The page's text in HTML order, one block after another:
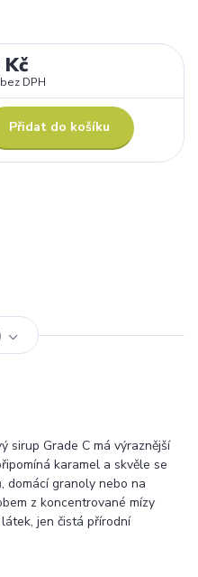
bez DPH
Přidat do košíku
sirup Grade C má výraznější
karamel a skvěle se
domácí granoly nebo na
z koncentrované mízy
jen čistá přírodní